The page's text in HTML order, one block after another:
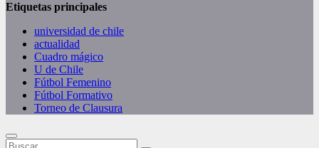
Etiquetas principales
universidad de chile
actualidad
Cuadro mágico
U de Chile
Fútbol Femenino
Fútbol Formativo
Torneo de Clausura